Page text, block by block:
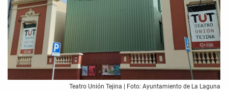
Teatro Unión Tejina | Foto: Ayuntamiento de La Laguna